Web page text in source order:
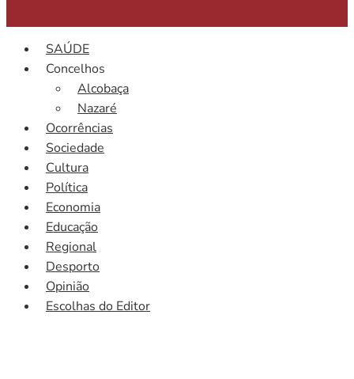
SAÚDE
Concelhos
Alcobaça
Nazaré
Ocorrências
Sociedade
Cultura
Política
Economia
Educação
Regional
Desporto
Opinião
Escolhas do Editor